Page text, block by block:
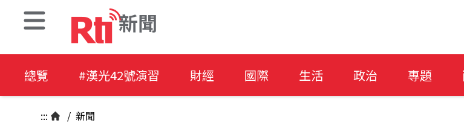
新聞
總覽 #漢光42號演習 財經 國際 生活 政治 專題
::: / 新聞